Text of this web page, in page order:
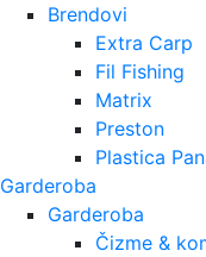
Brendovi
Extra Carp
Fil Fishing
Matrix
Preston
Plastica
Garderoba
Garderoba
Čizme &